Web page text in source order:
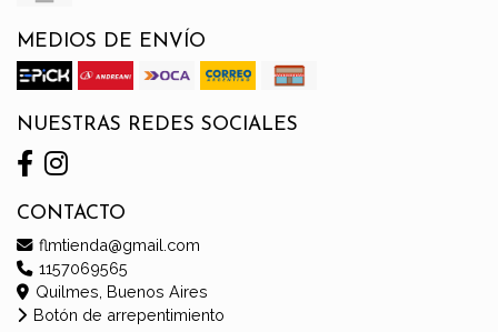
MEDIOS DE ENVÍO
NUESTRAS REDES SOCIALES
CONTACTO
flmtienda@gmail.com
1157069565
Quilmes, Buenos Aires
Botón de arrepentimiento